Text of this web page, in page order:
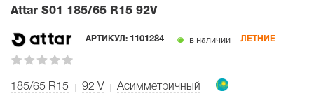
Attar S01 185/65 R15 92V
АРТИКУЛ: 1101284 в наличии ЛЕТНИЕ
185/65 R15 92 V Асимметричный